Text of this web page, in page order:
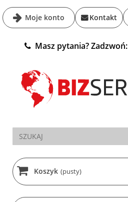
Moje konto Kontakt
Masz pytania? Zadzwoń:
Koszyk (pusty)